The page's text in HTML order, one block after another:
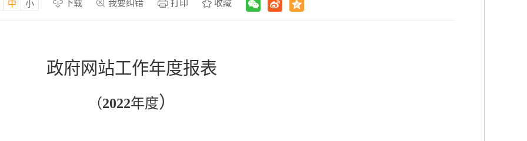
中
小 下载 我要纠错 打印 收藏
政府网站工作年度报表
（2022年度）